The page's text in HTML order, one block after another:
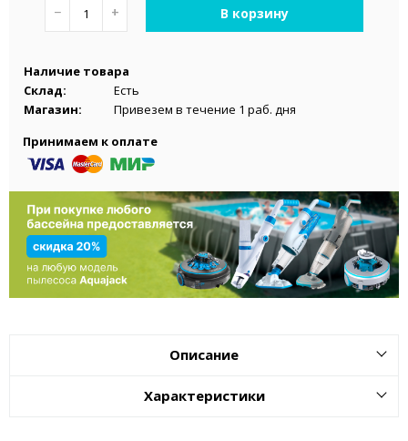
− + В корзину
Наличие товара
Склад:
Есть
Магазин:
Привезем в течение 1 раб. дня
Принимаем к оплате
Описание
Характеристики